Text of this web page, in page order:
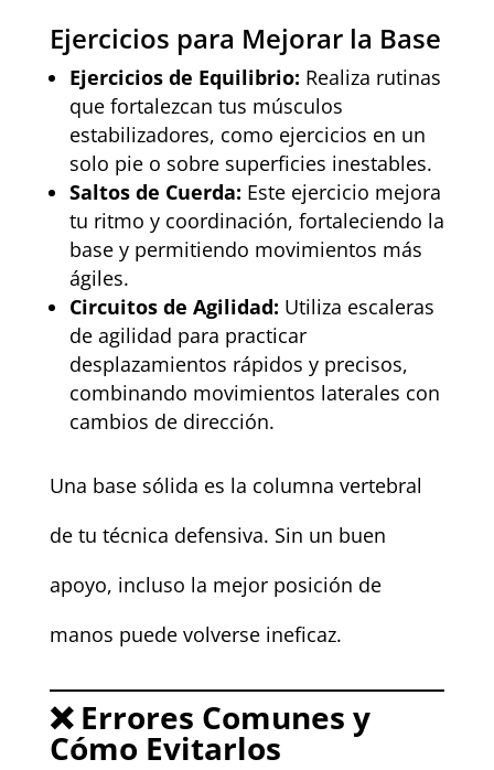
Ejercicios para Mejorar la Base
Ejercicios de Equilibrio: Realiza rutinas
que fortalezcan tus músculos
estabilizadores, como ejercicios en un
solo pie o sobre superficies inestables.
Saltos de Cuerda: Este ejercicio mejora
tu ritmo y coordinación, fortaleciendo la
base y permitiendo movimientos más
ágiles.
Circuitos de Agilidad: Utiliza escaleras
de agilidad para practicar
desplazamientos rápidos y precisos,
combinando movimientos laterales con
cambios de dirección.
Una base sólida es la columna vertebral
de tu técnica defensiva. Sin un buen
apoyo, incluso la mejor posición de
manos puede volverse ineficaz.
❌ Errores Comunes y
Cómo Evitarlos